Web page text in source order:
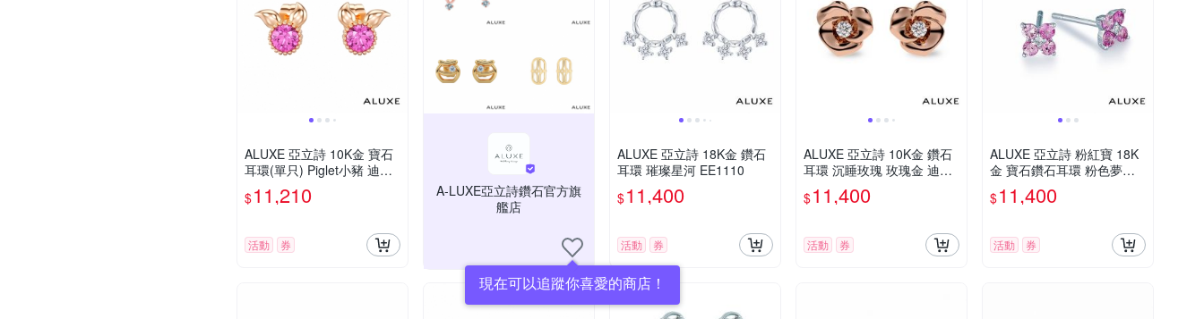
ALUXE 亞立詩 10K金 寶石
耳環(單只) Piglet小豬 迪士
尼 小熊維尼系列 EEDW006
EEDW016
$11,210
活動 券
A-LUXE亞立詩鑽石官方旗
艦店
現在可以追蹤你喜愛的商店！
ALUXE 亞立詩 18K金 鑽石
耳環 璀璨星河 EE1110
$11,400
活動 券
ALUXE 亞立詩 10K金 鑽石
耳環 沉睡玫瑰 玫瑰金 迪士
尼 睡美人系列 EEDS001
$11,400
活動 券
ALUXE 亞立詩 粉紅寶 18K
金 寶石鑽石耳環 粉色夢幻
EE0783
$11,400
活動 券